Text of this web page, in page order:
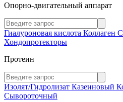
Опорно-двигательный аппарат
Гиалуроновая кислота Коллаген
Хондопротекторы
Протеин
Изолят/Гидролизат Казеиновый
Сывороточный